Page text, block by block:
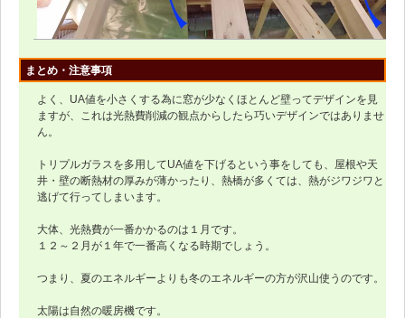
まとめ・注意事項
よく、UA値を小さくする為に窓が少なくほとんど壁ってデザインを見
ますが、これは光熱費削減の観点からしたら巧いデザインではありませ
ん。
トリプルガラスを多用してUA値を下げるという事をしても、屋根や天
井・壁の断熱材の厚みが薄かったり、熱橋が多くては、熱がジワジワと
逃げて行ってしまいます。
大体、光熱費が一番かかるのは１月です。
１２～２月が１年で一番高くなる時期でしょう。
つまり、夏のエネルギーよりも冬のエネルギーの方が沢山使うのです。
太陽は自然の暖房機です。